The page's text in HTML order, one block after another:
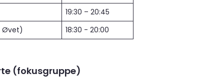
19:30 – 20:45
Øvet)
18:30 - 20:00
(fokusgruppe)